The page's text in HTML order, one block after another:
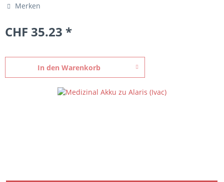
Merken
CHF 35.23 *
In den Warenkorb